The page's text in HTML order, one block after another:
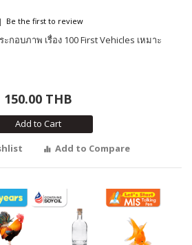
| Be the first to review
อบภาพ เรื่อง 100 First Vehicles เหมาะ
150.00 THB
Add to Cart
Add to Compare